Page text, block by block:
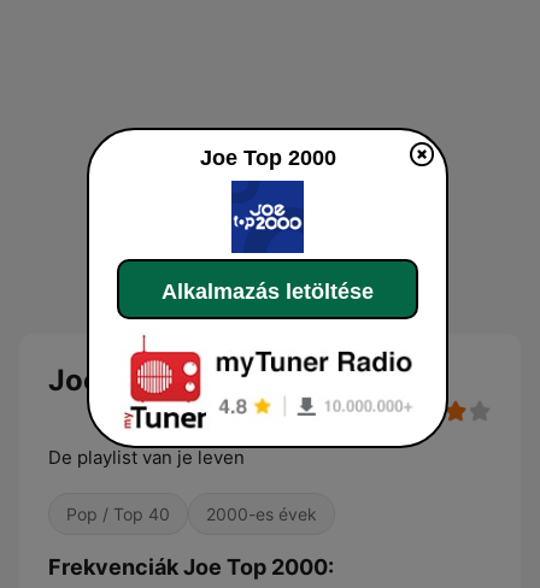
Joe Top 2000
De playlist van je leven
Pop / Top 40 2000-es évek
Frekvenciák Joe Top 2000:
Joe Top 2000
Alkalmazás letöltése